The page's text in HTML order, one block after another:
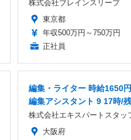
株式会社ブレインスリープ
東京都
年収500万円～750万円
正社員
編集・ライター 時給1650
編集アシスタント 9 17時/
株式会社エキスパートスタッ
大阪府